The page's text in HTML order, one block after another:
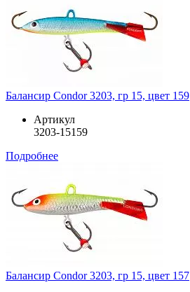
Балансир Condor 3203, гр 15, цвет 159
Артикул
3203-15159
Подробнее
Балансир Condor 3203, гр 15, цвет 157